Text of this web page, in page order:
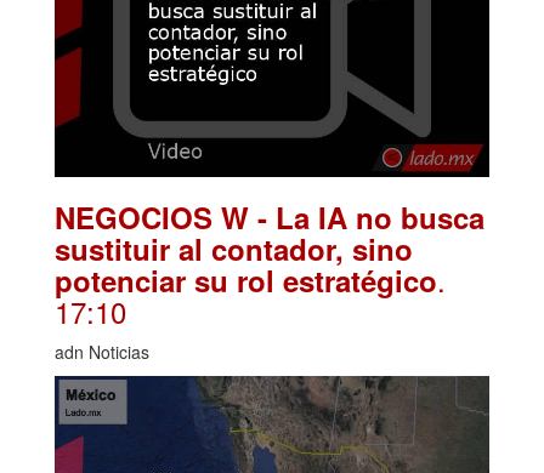
NEGOCIOS W - La IA no busca
sustituir al contador, sino
potenciar su rol estratégico.
17:10
adn Noticias